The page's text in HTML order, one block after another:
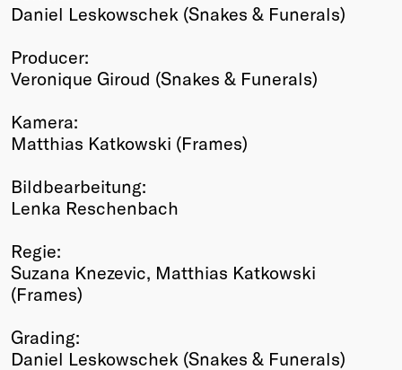
Daniel Leskowschek (Snakes & Funerals)
Producer:
Veronique Giroud (Snakes & Funerals)
Kamera:
Matthias Katkowski (Frames)
Bildbearbeitung:
Lenka Reschenbach
Regie:
Suzana Knezevic, Matthias Katkowski
(Frames)
Grading:
Daniel Leskowschek (Snakes & Funerals)